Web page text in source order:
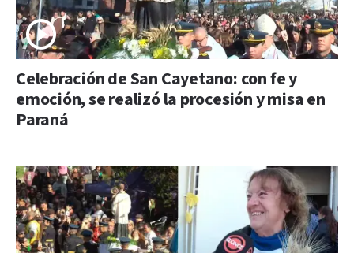
Celebración de San Cayetano: con fe y
emoción, se realizó la procesión y misa en
Paraná